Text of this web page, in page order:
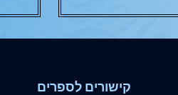
קישורים לספרים